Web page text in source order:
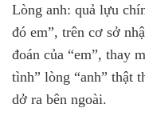
Lòng anh: quả lựu
đó em”, trên cơ sở
đoán của “em”, thay
tình” lòng “anh” thật
dở ra bên ngoài.